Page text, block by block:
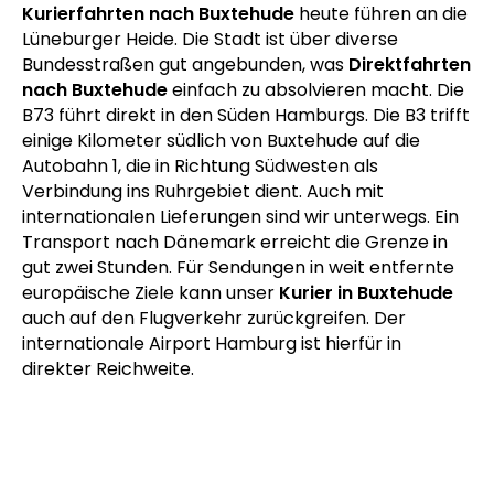
Kurierfahrten nach Buxtehude heute führen an die
Lüneburger Heide. Die Stadt ist über diverse
Bundesstraßen gut angebunden, was Direktfahrten
nach Buxtehudeeinfach zu absolvieren macht. Die
B73 führt direkt in den Süden Hamburgs. Die B3 trifft
einige Kilometer südlich von Buxtehude auf die
Autobahn 1, die in Richtung Südwesten als
Verbindung ins Ruhrgebiet dient. Auch mit
internationalen Lieferungen sind wir unterwegs. Ein
Transport nach Dänemark erreicht die Grenze in
gut zwei Stunden. Für Sendungen in weit entfernte
europäische Ziele kann unser Kurier in Buxtehude
auch auf den Flugverkehr zurückgreifen. Der
internationale Airport Hamburg ist hierfür in
direkter Reichweite.